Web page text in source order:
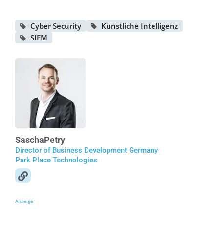
Cyber Security
Künstliche Intelligenz
SIEM
SaschaPetry
Director of Business Development Germany
Park Place Technologies
Anzeige